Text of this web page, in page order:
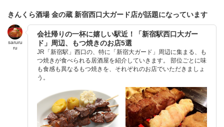
きんくら酒場 金の蔵 新宿西口大ガード店が話題になっています
saruru
ru
会社帰りの一杯に嬉しい駅近！「新宿駅西口大ガー
ド」周辺、もつ焼きのお店5選
JR「新宿駅」西口の、特に「新宿大ガード」周辺に集まる、も
つ焼きが食べられる居酒屋を紹介していきます。 部位ごとに味
も食感も異なるもつ焼きを、それぞれのお店でいただきましょ
う。